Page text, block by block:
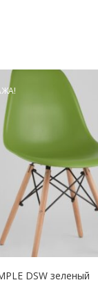
DSW зеленый